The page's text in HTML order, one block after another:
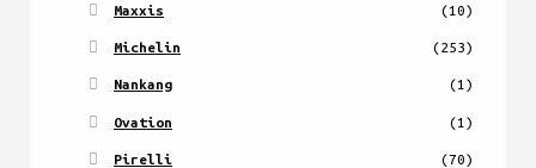
Maxxis (10)
Michelin (253)
Nankang (1)
Ovation (1)
Pirelli (70)